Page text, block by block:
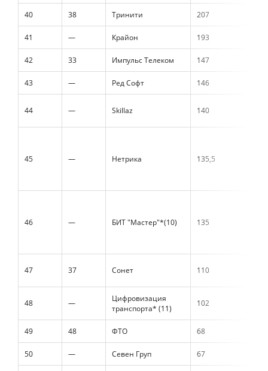
40 38 Тринити 207
41 — Крайон 193
42 33 Импульс Телеком 147
43 — Ред Софт 146
44 — Skillaz 140
45 — Нетрика 135,5
46 — БИТ "Мастер"*(10) 135
47 37 Сонет 110
48 —
Цифровизация
транспорта* (11)
102
49 48 ФТО 68
50 — Севен Груп 67